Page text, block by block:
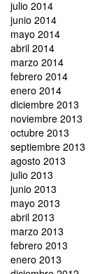
julio 2014
junio 2014
mayo 2014
abril 2014
marzo 2014
febrero 2014
enero 2014
diciembre 2013
noviembre 2013
octubre 2013
septiembre 2013
agosto 2013
julio 2013
junio 2013
mayo 2013
abril 2013
marzo 2013
febrero 2013
enero 2013